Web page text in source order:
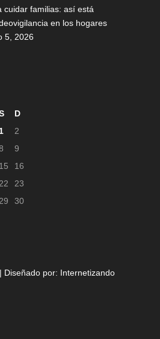
cuidar familias: así está
en los hogares
5, 2026
D
2
9
15
16
23
30
Diseñado por: Internetizando